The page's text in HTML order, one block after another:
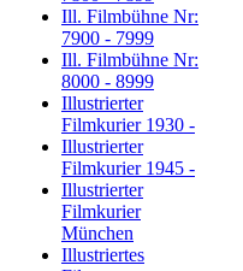
Ill. Filmbühne Nr:
7900 - 7999
Ill. Filmbühne Nr:
8000 - 8999
Illustrierter
Filmkurier 1930 -
Illustrierter
Filmkurier 1945 -
Illustrierter
Filmkurier
München
Illustriertes